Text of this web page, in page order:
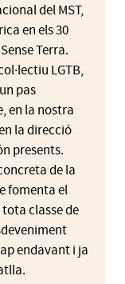
delMST,
en els 30
Terra.
LGTB,
pas
en la nostra
la direcció
presents.
de la
fomenta el
classe de
endavant i ja